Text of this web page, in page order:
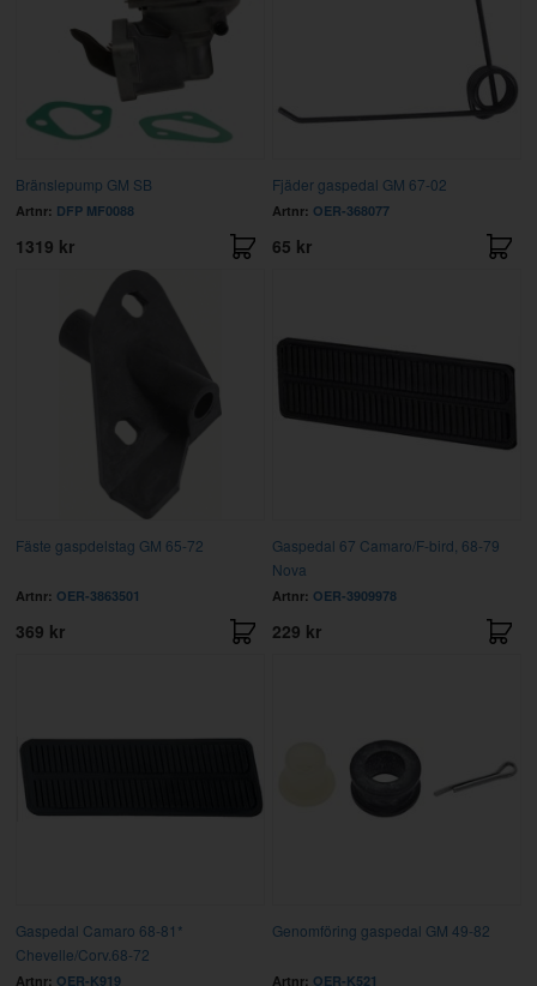
Bränslepump GM SB
Artnr: DFP MF0088
1319 kr
Fjäder gaspedal GM 67-02
Artnr: OER-368077
65 kr
Fäste gaspdelstag GM 65-72
Artnr: OER-3863501
369 kr
Gaspedal 67 Camaro/F-bird, 68-79
Nova
Artnr: OER-3909978
229 kr
Gaspedal Camaro 68-81*
Chevelle/Corv.68-72
Artnr: OER-K919
Genomföring gaspedal GM 49-82
Artnr: OER-K521